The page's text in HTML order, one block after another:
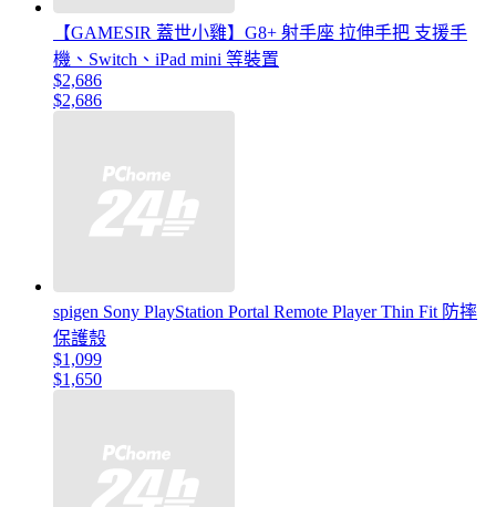
【GAMESIR 蓋世小雞】G8+ 射手座 拉伸手把 支援手
機、Switch、iPad mini 等裝置
$2,686
$2,686
spigen Sony PlayStation Portal Remote Player Thin Fit 防摔
保護殼
$1,099
$1,650